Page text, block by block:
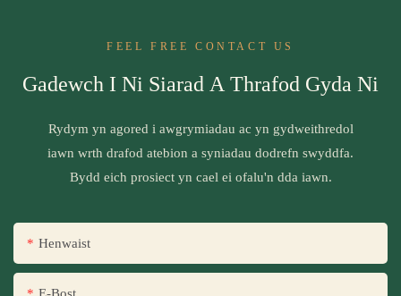
FEEL FREE CONTACT US
Gadewch I Ni Siarad A Thrafod Gyda Ni
Rydym yn agored i awgrymiadau ac yn gydweithredol
iawn wrth drafod atebion a syniadau dodrefn swyddfa.
Bydd eich prosiect yn cael ei ofalu'n dda iawn.
Henwaist